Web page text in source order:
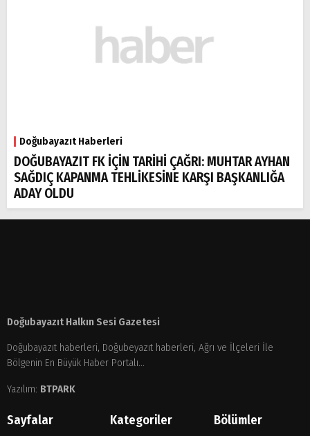
Doğubayazıt Haberleri
DOĞUBAYAZIT FK İÇİN TARİHİ ÇAĞRI: MUHTAR AYHAN
SAĞDIÇ KAPANMA TEHLİKESİNE KARŞI BAŞKANLIĞA
ADAY OLDU
Doğubayazıt Halkın Sesi Gazetesi
Doğubayazıt haberleri, Doğubeyazıt haberleri, Ağrı ve İlçeleri İle
Bölgenin En Büyük Haber Portalı...
Yazılım: BTPARK
Sayfalar Kategoriler Bölümler